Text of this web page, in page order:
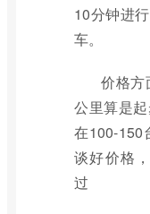
10分钟进
车。
价格方
公里算是
在100-150
谈好价格
过